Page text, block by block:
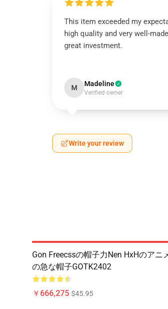
This item exceeded my
high quality and very well-
great investment.
M Madeline
Verified owner
Write your review
Gon Freecssの帽子力Nen HxHのアニ
の急な帽子GOTK2402
￥666,275 $45.95